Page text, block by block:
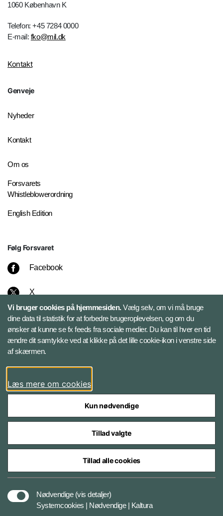
1060 København K
Telefon: +45 7284 0000
E-mail: fko@mil.dk
Kontakt
Genveje
Nyheder
Kontakt
Om os
Forsvarets
Whistleblowerordning
English Edition
Følg Forsvaret
Facebook
X
Instagram
Bluesky
LinkedIn
Styrelser og myndigheder under Forsvarsministeriet
Vi bruger cookies på hjemmesiden.Vælg selv, om vi må bruge
dine data til statistik for at forbedre brugeroplevelsen, og om du
ønsker at kunne se fx feeds fra sociale medier. Du kan til hver en tid
ændre dit samtykke ved at klikke på det lille cookie-ikon i venstre side
af skærmen.
Læs mere om cookies
Kun nødvendige
Tillad valgte
Tillad alle cookies
Nødvendige (vis detaljer)
Systemcookies | Nødvendige | Kaltura